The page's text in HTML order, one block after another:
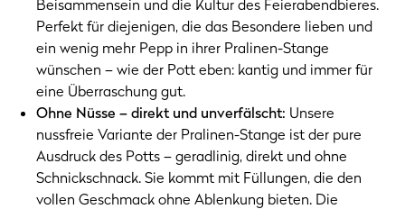
Beisammensein und die Kultur des Feierabendbieres.
Perfekt für diejenigen, die das Besondere lieben und
ein wenig mehr Pepp in ihrer Pralinen-Stange
wünschen – wie der Pott eben: kantig und immer für
eine Überraschung gut.
Ohne Nüsse – direkt und unverfälscht: Unsere
nussfreie Variante der Pralinen-Stange ist der pure
Ausdruck des Potts – geradlinig, direkt und ohne
Schnickschnack. Sie kommt mit Füllungen, die den
vollen Geschmack ohne Ablenkung bieten. Die